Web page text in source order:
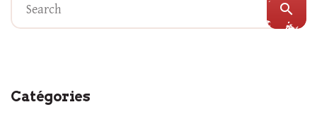
search
Catégories